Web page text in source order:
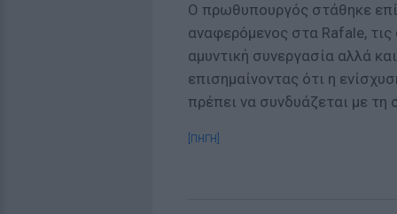
Ο πρωθυπουργός στάθηκε
αναφερόμενος στα Rafale,
αμυντική συνεργασία αλλά
επισημαίνοντας ότι η
πρέπει να συνδυάζεται με τη
[ΠΗΓΗ]